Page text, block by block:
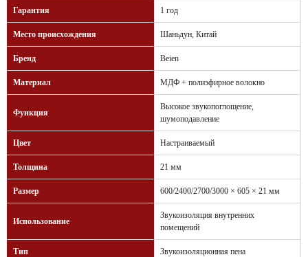
Гарантия 1 год
Место происхождения Шаньдун, Китай
Бренд Beien
Материал МДФ + полиэфирное волокно
Функция
Высокое звукопоглощение,
шумоподавление
Цвет Настраиваемый
Толщина 21 мм
Размер 600/2400/2700/3000 × 605 × 21 мм
Использование
Звукоизоляция внутренних
помещений
Тип Звукоизоляционная пена